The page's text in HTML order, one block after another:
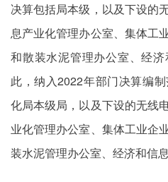
决算包括局本级，以及下设的
息产业化管理办公室、集体工
和散装水泥管理办公室、经
此，纳入2022年部门决算编
化局本级局，以及下设的无线
业化管理办公室、集体工业企
装水泥管理办公室、经济和信